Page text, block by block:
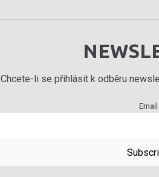
Chcete-li se přihlásit k odběru
Email